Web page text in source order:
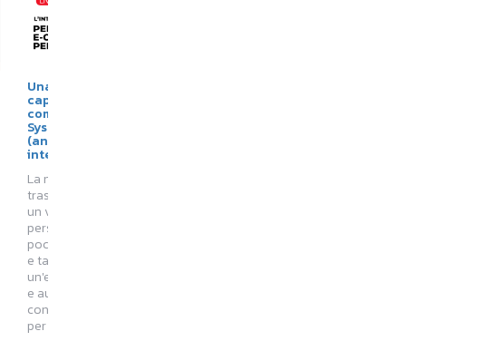
Una chat che ti
capisce al volo: ecco
come AIQ di Web Italy
System diventa
(ancora più)
intelligente
La nuova funzione che
trasforma il tuo sito in
un venditore
personalizzato, grazie a
poche domande iniziali
e tanta AI creando
un'esperienza su misura
e aumentando le
conversioni, soprattutto
per gli e-commerce